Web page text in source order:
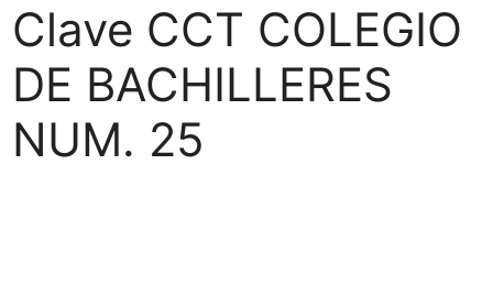
Clave CCT COLEGIO
DE BACHILLERES
NUM. 25